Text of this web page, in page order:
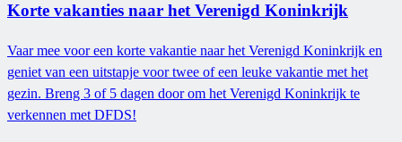
Korte vakanties naar het Verenigd Koninkrijk
Vaar mee voor een korte vakantie naar het Verenigd Koninkrijk en
geniet van een uitstapje voor twee of een leuke vakantie met het
gezin. Breng 3 of 5 dagen door om het Verenigd Koninkrijk te
verkennen met DFDS!